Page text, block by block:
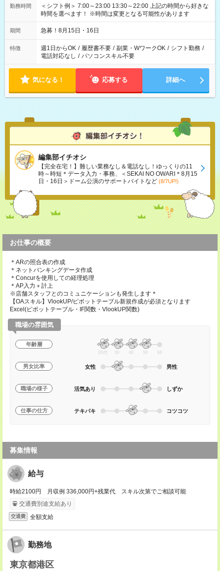
勤務時間
＜シフト例＞ 7:00～23:00 13:30～22:00 上記の時間から好きな
時間を選べます！ ※時間は変更となる可能性があります
期間 急募！8月15日・16日
特徴 週1日からOK / 履歴書不要 / 副業・WワークOK / シフト勤務 /
電話対応なし / パソコンスキル不要
気になる！ 応募する 詳細へ
編集部イチオシ
【完全在宅！】難しい業務なし＆電話なし！ゆっくりの11
時～時短＊データ入力・事務、＜SEKAI NO OWARI＊8月15
日・16日＞ドーム公演のサポートバイトなど (8/7UP!)
お仕事の概要
＊ARの照合表の作成
＊ネットバンキングデータ作成
＊Concurを使用しての経理処理
＊AP入力＋計上
※店舗スタッフとのコミュニケーションも発生します＊
【OAスキル】VlookUP/ピボットテーブル新規作成が必須となります
Excel(ピボットテーブル・IF関数・VlookUP関数)
職場の雰囲気
年齢層
20代 30 40 50 60
男女比率 女性 男性
職場の様子 活気あり しずか
仕事の仕方 テキパキ コツコツ
募集情報
給与
時給2100円 月収例 336,000円+残業代 スキル次第でご相談可能
交通費別途支給あり
交通費 全額支給
勤務地
東京都港区